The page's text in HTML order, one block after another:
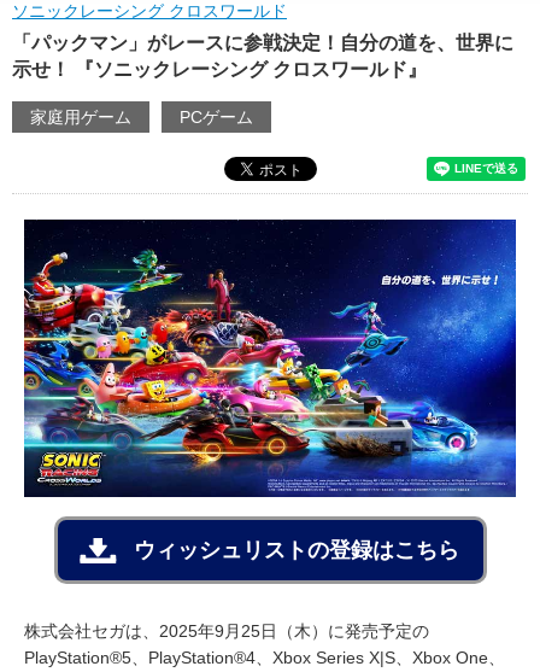
アーケードゲーム
S-FIRE
セガ ラッキーくじ
セガ ラッキーくじ
ダーツ
ソニックレーシング クロスワールド
「パックマン」がレースに参戦決定！自分の道を、世界に
示せ！ 『ソニックレーシング クロスワールド』
家庭用ゲーム PCゲーム
ウィッシュリストの登録はこちら
株式会社セガは、2025年9月25日（木）に発売予定の
PlayStation®5、PlayStation®4、Xbox Series X|S、Xbox One、